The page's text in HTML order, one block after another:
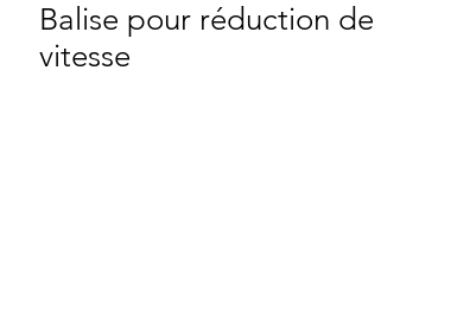
Balise pour réduction de
vitesse